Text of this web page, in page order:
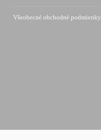
Všeobecné obchodné podmienky